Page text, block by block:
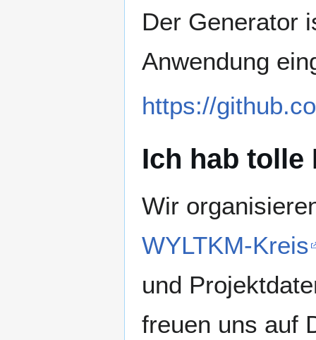
Der Generator
Anwendung
https://
Ich hab tolle
Wir
WYLTKM-Kreis
und
freuen uns auf